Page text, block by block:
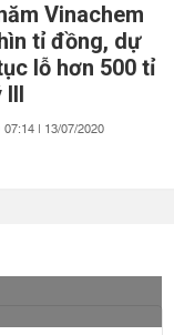
Vinachem
tỉ đồng, dự
lỗ hơn 500 tỉ
07:14 | 13/07/2020